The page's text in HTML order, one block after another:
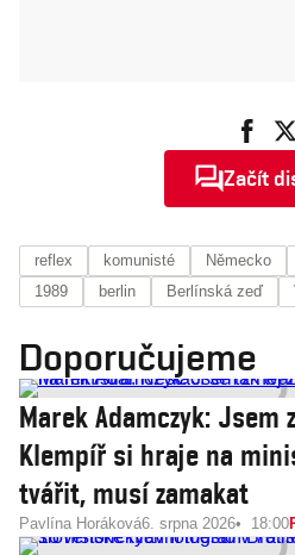
Začít
reflex komunisté Německo
1989
berlin Berlínská zeď
Doporučujeme
Marek Adamczyk: Jsem
Klempíř si hraje na
tvářit, musí zamakat
Pavlína Horáková6. srpna 2026 18:00